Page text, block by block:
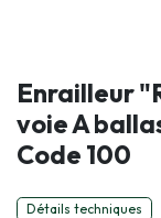
Enrailleur
voie A
Code 100
Détails techniques